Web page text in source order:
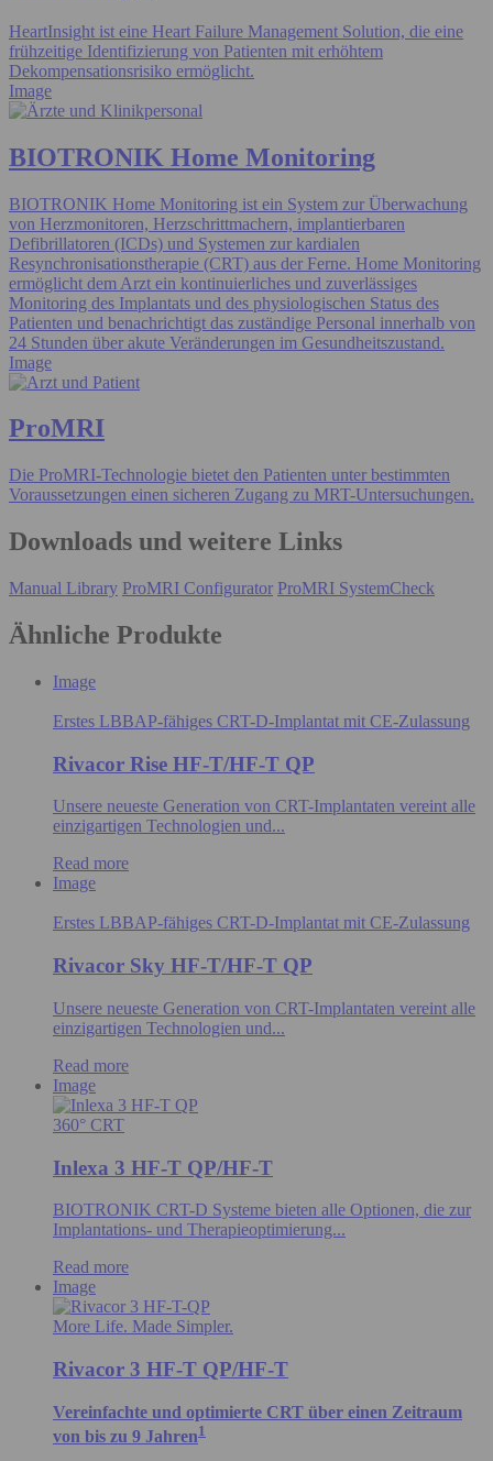
HeartInsight ist eine Heart Failure Management Solution, die eine
frühzeitige Identifizierung von Patienten mit erhöhtem
Dekompensationsrisiko ermöglicht.
Image
BIOTRONIK Home Monitoring
BIOTRONIK Home Monitoring ist ein System zur Überwachung
von Herzmonitoren, Herzschrittmachern, implantierbaren
Defibrillatoren (ICDs) und Systemen zur kardialen
Resynchronisationstherapie (CRT) aus der Ferne. Home Monitoring
ermöglicht dem Arzt ein kontinuierliches und zuverlässiges
Monitoring des Implantats und des physiologischen Status des
Patienten und benachrichtigt das zuständige Personal innerhalb von
24 Stunden über akute Veränderungen im Gesundheitszustand.
Image
ProMRI
Die ProMRI-Technologie bietet den Patienten unter bestimmten
Voraussetzungen einen sicheren Zugang zu MRT-Untersuchungen.
Downloads und weitere Links
Manual Library ProMRI Configurator ProMRI SystemCheck
Ähnliche Produkte
Image
Erstes LBBAP-fähiges CRT-D-Implantat mit CE-Zulassung
Rivacor Rise HF-T/HF-T QP
Unsere neueste Generation von CRT-Implantaten vereint alle
einzigartigen Technologien und...
Read more
Image
Erstes LBBAP-fähiges CRT-D-Implantat mit CE-Zulassung
Rivacor Sky HF-T/HF-T QP
Unsere neueste Generation von CRT-Implantaten vereint alle
einzigartigen Technologien und...
Read more
Image
360° CRT
Inlexa 3 HF-T QP/HF-T
BIOTRONIK CRT-D Systeme bieten alle Optionen, die zur
Implantations- und Therapieoptimierung...
Read more
Image
More Life. Made Simpler.
Rivacor 3 HF-T QP/HF-T
Vereinfachte und optimierte CRT über einen Zeitraum
von bis zu 9 Jahren1